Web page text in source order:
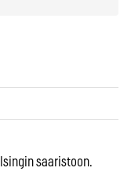
saaristoon.